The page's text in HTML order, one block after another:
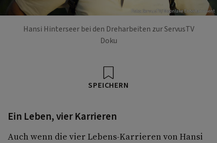
Foto: ServusTV/Moonlake Entertainment
Hansi Hinterseer bei den Dreharbeiten zur ServusTV
Doku
SPEICHERN
Ein Leben, vier Karrieren
Auch wenn die vier Lebens-Karrieren von Hansi